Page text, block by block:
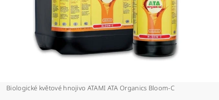
Biologické květové hnojivo ATAMI ATA Organics Bloom-C